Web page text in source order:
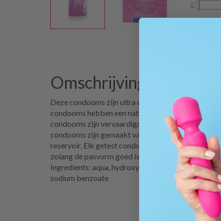
Omschrijving
Deze condooms zijn ultra dun en zorgen daardoor
condooms hebben een natuurlijke kleur en het
condooms zijn vervaardigd en getest volgens de
condooms zijn gemaakt van natuurlijk latex,
reservoir. Elk getest condoom is geschikt voor
zolang de pasvorm goed is en er voldoende
Ingredients: aqua, hydroxyethylcellulose, citric
sodium benzoate